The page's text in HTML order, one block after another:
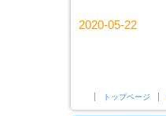
2020-05-22
トップページ